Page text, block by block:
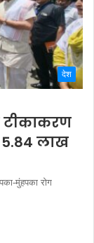
देश
लाख
मुंहपका रोग